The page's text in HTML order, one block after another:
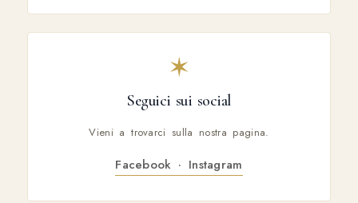
✶
Seguici sui social
Vieni a trovarci sulla nostra pagina.
Facebook · Instagram